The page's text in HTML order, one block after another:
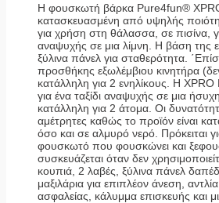
Η φουσκωτή βάρκα Pure4fun®
κατασκευασμένη από υψηλής
για χρήση στη θάλασσα, σε πισίνα,
αναψυχής σε μια λίμνη. Η βάση της
ξύλινα πάνελ για σταθερότητα.
προσθήκης εξωλέμβιου κινητήρα
κατάλληλη για 2 ενηλίκους. Η XPRO
για ένα ταξίδι αναψυχής σε μια ήσυχη
κατάλληλη για 2 άτομα. Οι
αμέτρητες καθώς το προϊόν είναι
όσο και σε αλμυρό νερό. Πρόκειται
φουσκωτό που φουσκώνει και
συσκευάζεται όταν δεν
κουπιά, 2 λαβές, ξύλινα πάνελ
μαξιλάρια για επιπλέον άνεση,
ασφαλείας, κάλυμμα επισκευής και